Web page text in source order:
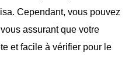
Cependant, vous pouvez
assurant que votre
et facile à vérifier pour le